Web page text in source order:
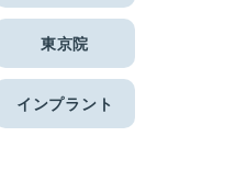
東京院
インプラント